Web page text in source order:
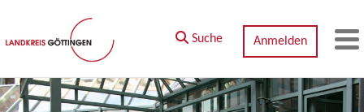
Zum Hauptinhalt springen
Suche Anmelden